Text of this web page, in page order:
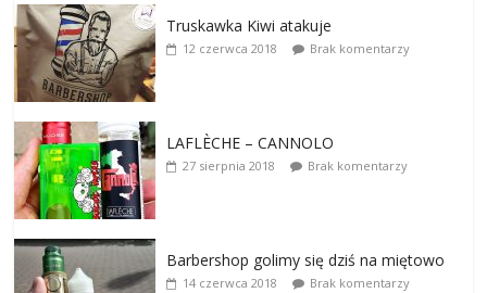
Truskawka Kiwi atakuje
12 czerwca 2018 Brak komentarzy
LAFLÈCHE – CANNOLO
27 sierpnia 2018 Brak komentarzy
Barbershop golimy się dziś na miętowo
14 czerwca 2018 Brak komentarzy